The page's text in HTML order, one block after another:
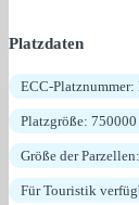
Platzdaten
ECC-Platznummer:
Platzgröße: 750000
Größe der
Für Touristik